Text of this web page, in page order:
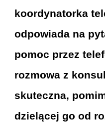
koordynatorka
odpowiada na
pomoc przez
rozmowa z
skuteczna,
dzielącej go od